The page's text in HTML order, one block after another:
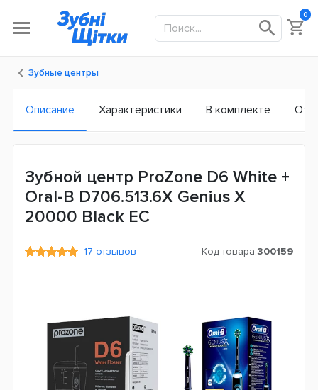
0
Зубные центры
Описание Характеристики В комплекте
Зубной центр ProZone D6 White +
Oral-B D706.513.6X Genius X
20000 Black ЕС
17 отзывов Код товара:300159